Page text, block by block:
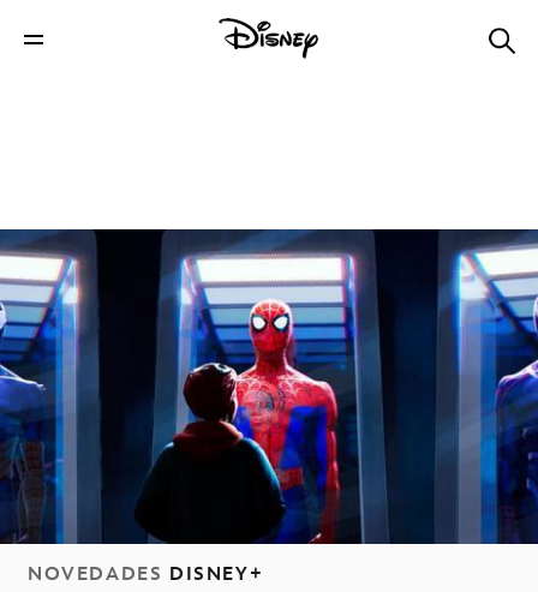
NOVEDADES DISNEY+